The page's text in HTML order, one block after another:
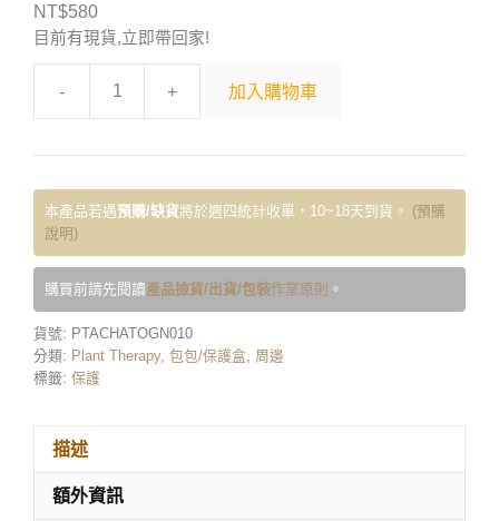
NT$580
目前有現貨,立即帶回家!
- + 加入購物車
本產品若遇預購/缺貨將於週四統計收單，10~18天到貨。 (預購
說明)
購買前請先閱讀產品撿貨/出貨/包裝作業原則 。
貨號: PTACHATOGN010
分類: Plant Therapy, 包包/保護盒, 周邊
標籤: 保護
描述
額外資訊